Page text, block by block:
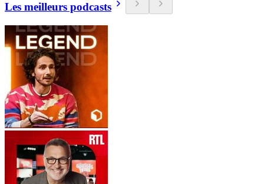
Les meilleurs podcasts